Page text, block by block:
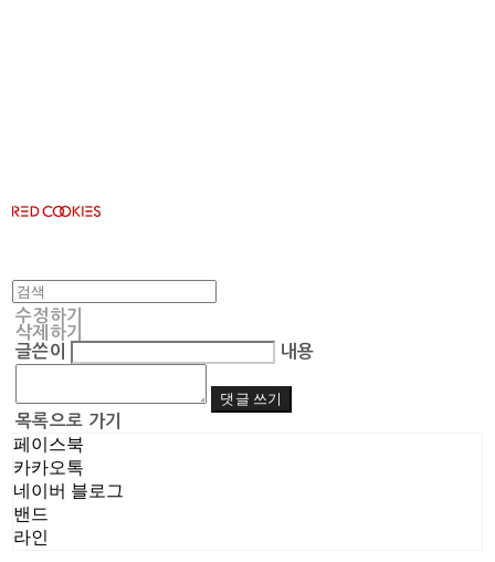
수정하기
삭제하기
글쓴이
내용
댓글 쓰기
목록으로 가기
페이스북
카카오톡
네이버 블로그
밴드
라인